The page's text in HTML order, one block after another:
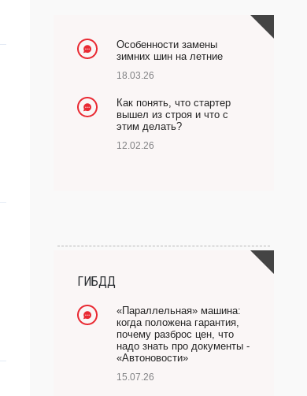
Особенности замены
зимних шин на летние
18.03.26
Как понять, что стартер
вышел из строя и что с
этим делать?
12.02.26
ГИБДД
«Параллельная» машина:
когда положена гарантия,
почему разброс цен, что
надо знать про документы -
«Автоновости»
15.07.26